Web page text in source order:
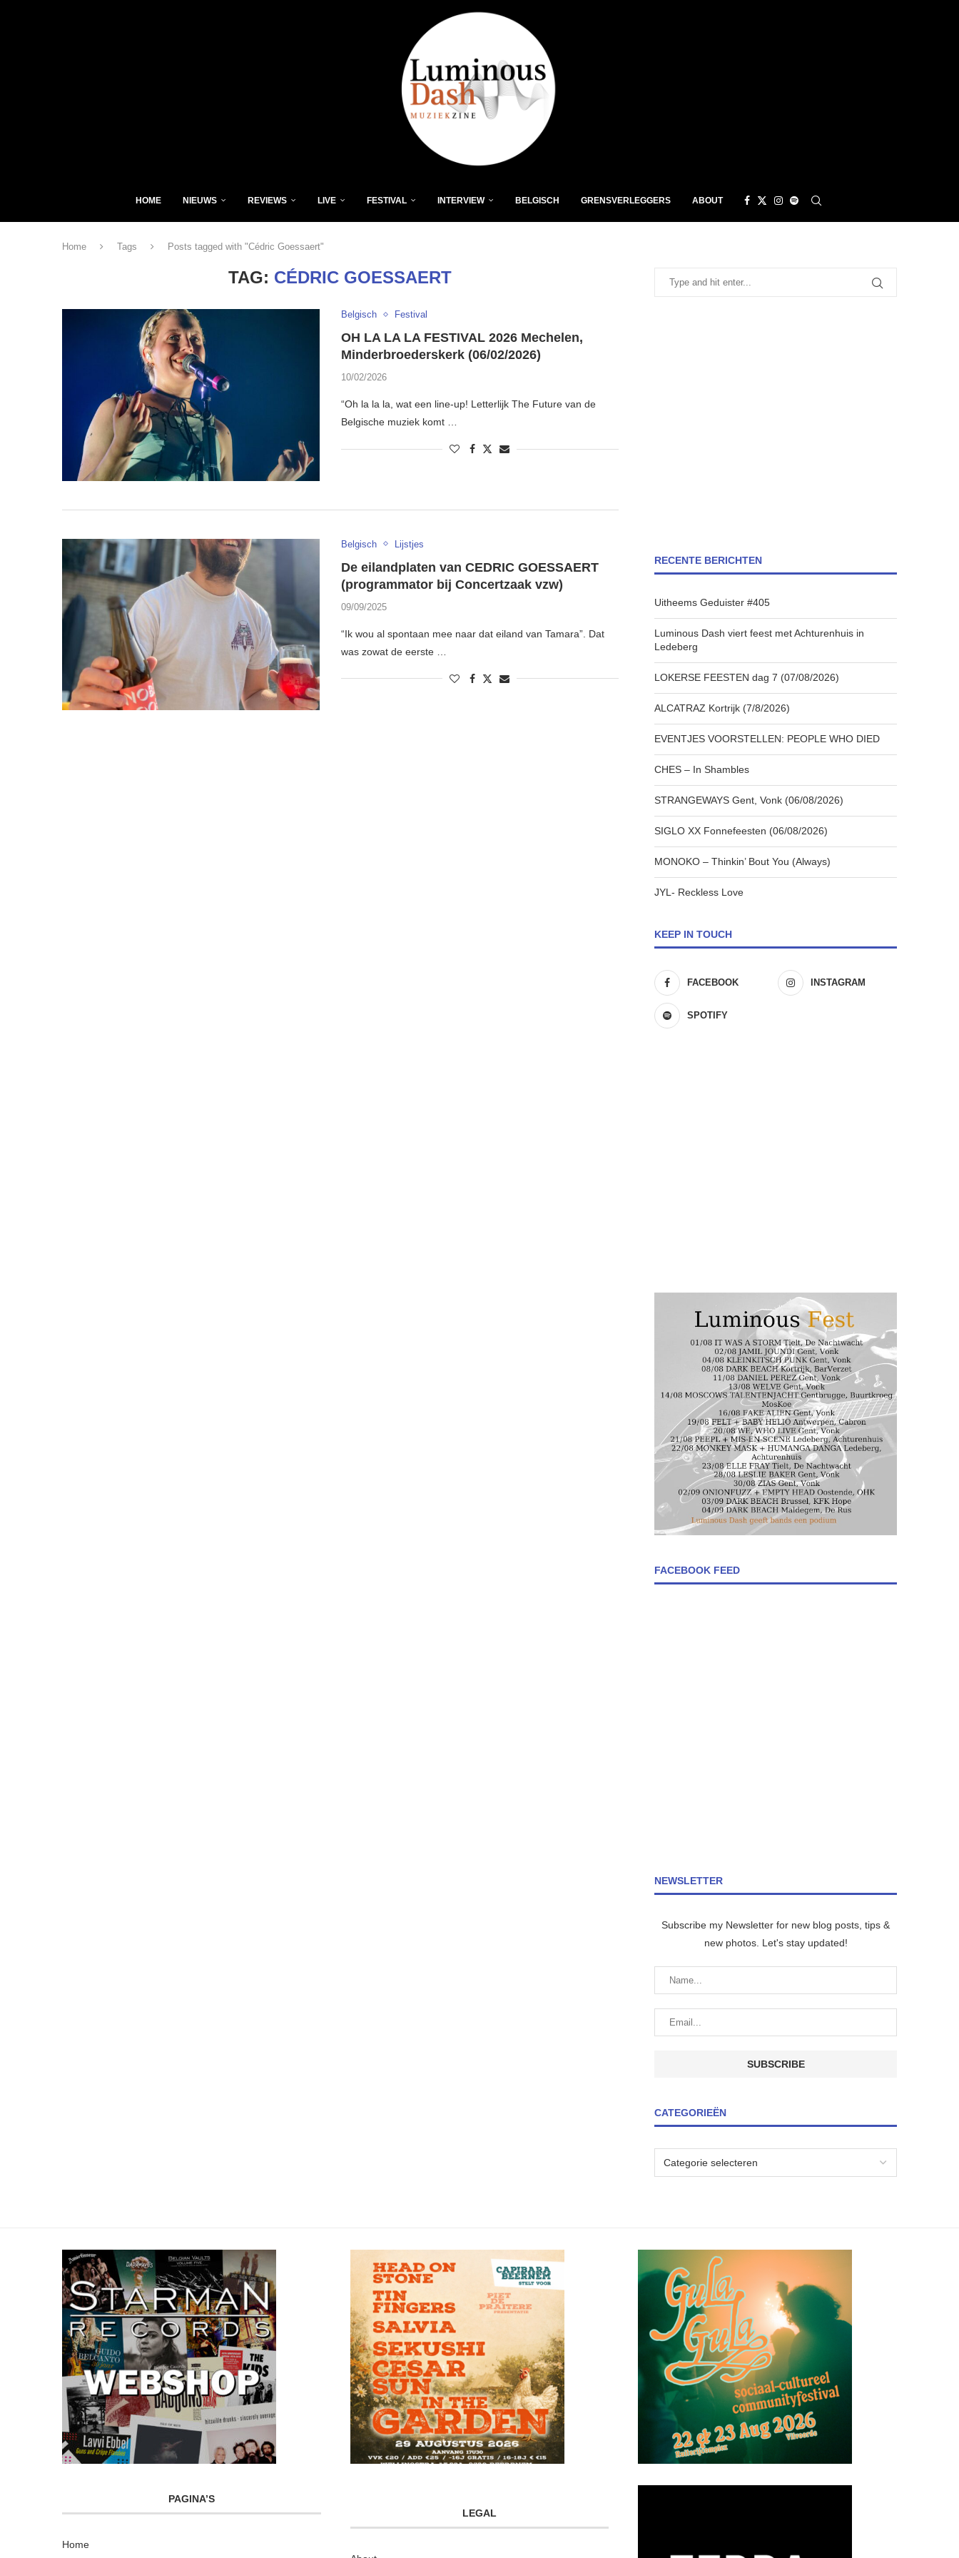
HOME NIEUWS REVIEWS LIVE FESTIVAL INTERVIEW BELGISCH GRENSVERLEGGERS ABOUT
Home Tags Posts tagged with "Cédric Goessaert"
TAG: CÉDRIC GOESSAERT
Belgisch Festival
OH LA LA LA FESTIVAL 2026 Mechelen,
Minderbroederskerk (06/02/2026)
10/02/2026
“Oh la la la, wat een line-up! Letterlijk The Future van de
Belgische muziek komt …
Belgisch Lijstjes
De eilandplaten van CEDRIC GOESSAERT
(programmator bij Concertzaak vzw)
09/09/2025
“Ik wou al spontaan mee naar dat eiland van Tamara”. Dat
was zowat de eerste …
RECENTE BERICHTEN
Uitheems Geduister #405
Luminous Dash viert feest met Achturenhuis in
Ledeberg
LOKERSE FEESTEN dag 7 (07/08/2026)
ALCATRAZ Kortrijk (7/8/2026)
EVENTJES VOORSTELLEN: PEOPLE WHO DIED
CHES – In Shambles
STRANGEWAYS Gent, Vonk (06/08/2026)
SIGLO XX Fonnefeesten (06/08/2026)
MONOKO – Thinkin’ Bout You (Always)
JYL- Reckless Love
KEEP IN TOUCH
FACEBOOK INSTAGRAM
SPOTIFY
FACEBOOK FEED
NEWSLETTER
Subscribe my Newsletter for new blog posts, tips &
new photos. Let's stay updated!
CATEGORIEËN
PAGINA’S
Home
LEGAL